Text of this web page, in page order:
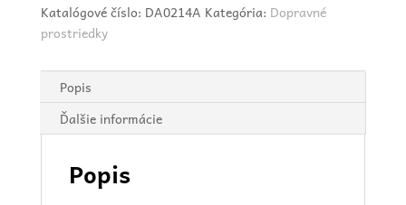
Katalógové číslo: DA0214A Kategória: Dopravné
prostriedky
Popis
Ďalšie informácie
Popis